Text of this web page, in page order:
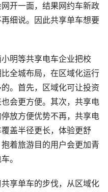
开一面，结果网约车新政
细说。因此共享单车想要
明等共享电车企业把校
全城布局，在区域化运行
。首先，区域化可让投资
会更方便。其次，共享电
放方便优势不再，共享电
盖半径更长，体验更舒
着旅游目的用户会更加青
。
享单车的步伐，从区域化